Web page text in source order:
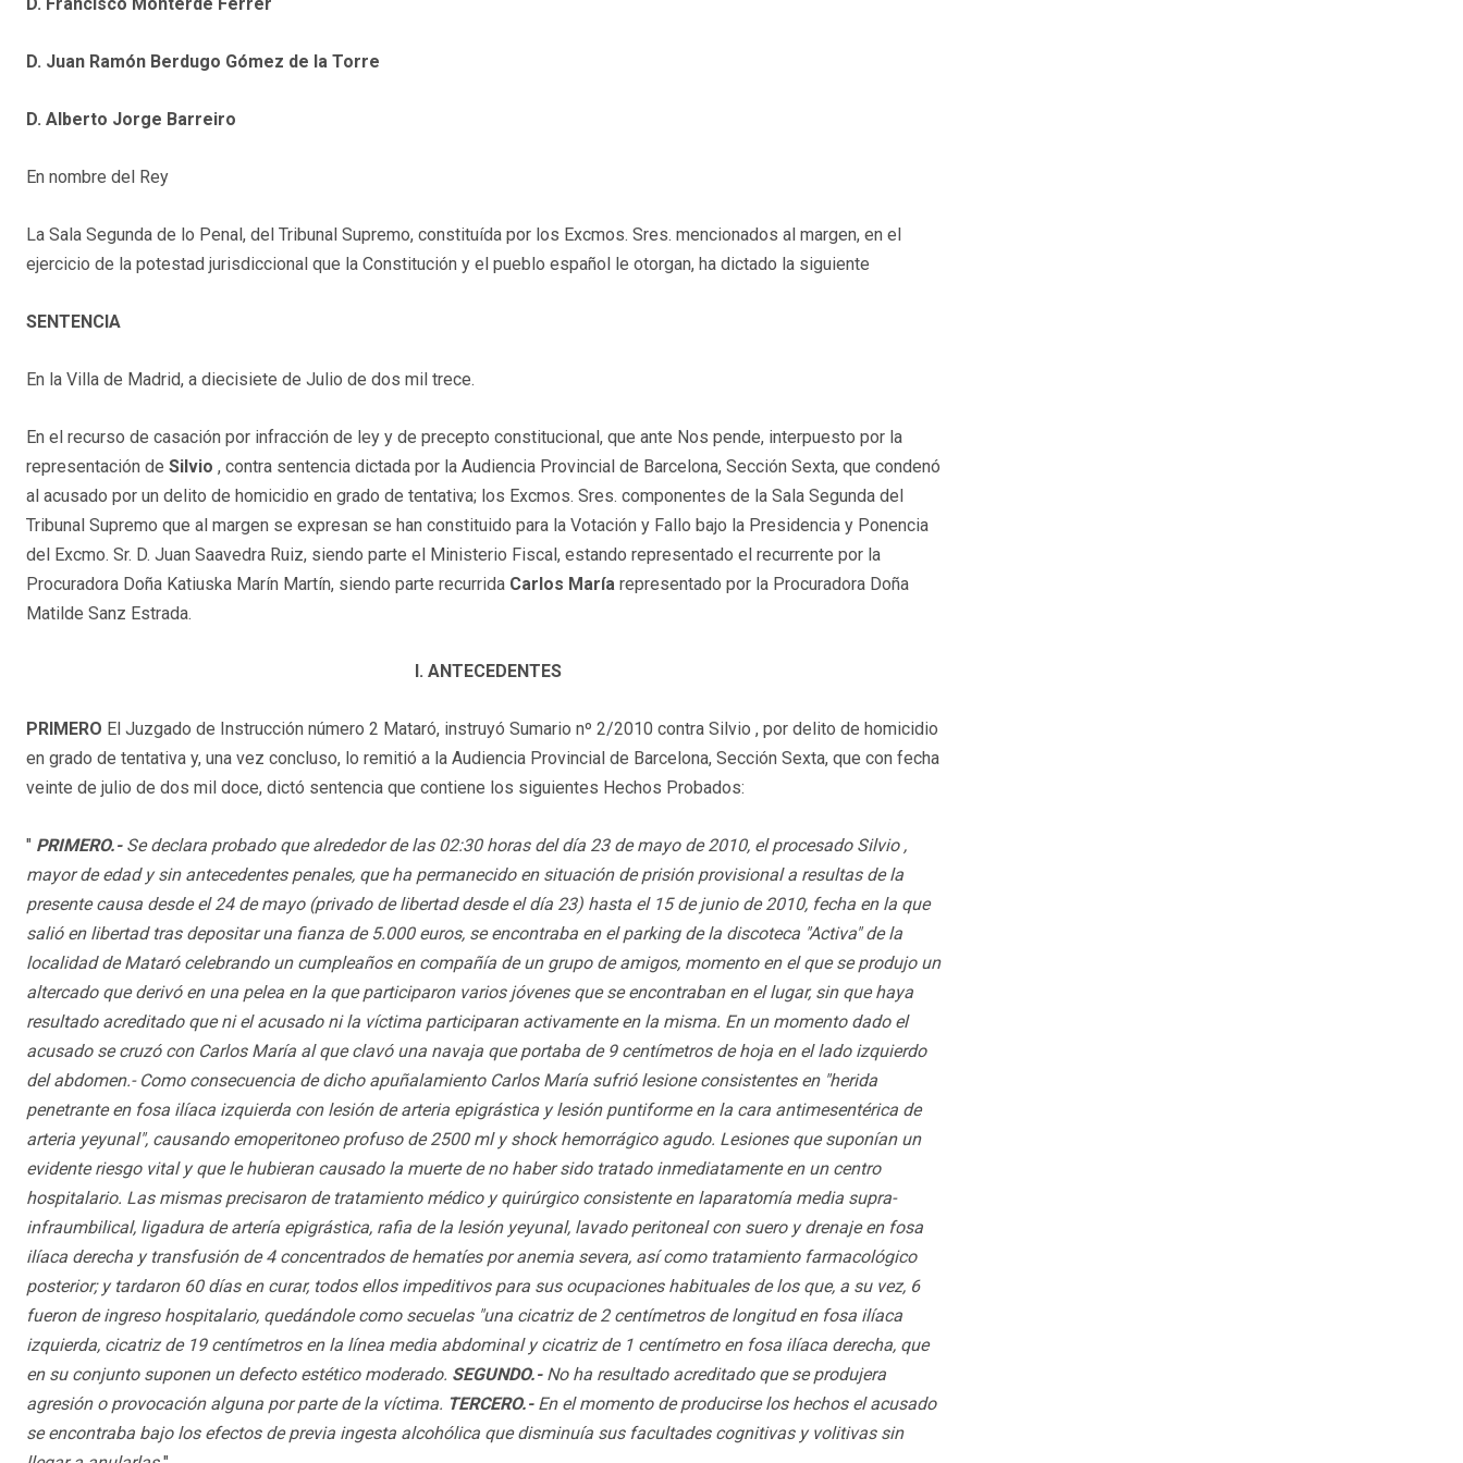
D. Francisco Monterde Ferrer
D. Juan Ramón Berdugo Gómez de la Torre
D. Alberto Jorge Barreiro
En nombre del Rey
La Sala Segunda de lo Penal, del Tribunal Supremo, constituída por los Excmos. Sres. mencionados al margen, en el
ejercicio de la potestad jurisdiccional que la Constitución y el pueblo español le otorgan, ha dictado la siguiente
SENTENCIA
En la Villa de Madrid, a diecisiete de Julio de dos mil trece.
En el recurso de casación por infracción de ley y de precepto constitucional, que ante Nos pende, interpuesto por la
representación de Silvio , contra sentencia dictada por la Audiencia Provincial de Barcelona, Sección Sexta, que condenó
al acusado por un delito de homicidio en grado de tentativa; los Excmos. Sres. componentes de la Sala Segunda del
Tribunal Supremo que al margen se expresan se han constituido para la Votación y Fallo bajo la Presidencia y Ponencia
del Excmo. Sr. D. Juan Saavedra Ruiz, siendo parte el Ministerio Fiscal, estando representado el recurrente por la
Procuradora Doña Katiuska Marín Martín, siendo parte recurrida Carlos María representado por la Procuradora Doña
Matilde Sanz Estrada.
I. ANTECEDENTES
PRIMERO El Juzgado de Instrucción número 2 Mataró, instruyó Sumario nº 2/2010 contra Silvio , por delito de homicidio
en grado de tentativa y, una vez concluso, lo remitió a la Audiencia Provincial de Barcelona, Sección Sexta, que con fecha
veinte de julio de dos mil doce, dictó sentencia que contiene los siguientes Hechos Probados:
" PRIMERO.- Se declara probado que alrededor de las 02:30 horas del día 23 de mayo de 2010, el procesado Silvio ,
mayor de edad y sin antecedentes penales, que ha permanecido en situación de prisión provisional a resultas de la
presente causa desde el 24 de mayo (privado de libertad desde el día 23) hasta el 15 de junio de 2010, fecha en la que
salió en libertad tras depositar una fianza de 5.000 euros, se encontraba en el parking de la discoteca "Activa" de la
localidad de Mataró celebrando un cumpleaños en compañía de un grupo de amigos, momento en el que se produjo un
altercado que derivó en una pelea en la que participaron varios jóvenes que se encontraban en el lugar, sin que haya
resultado acreditado que ni el acusado ni la víctima participaran activamente en la misma. En un momento dado el
acusado se cruzó con Carlos María al que clavó una navaja que portaba de 9 centímetros de hoja en el lado izquierdo
del abdomen.- Como consecuencia de dicho apuñalamiento Carlos María sufrió lesione consistentes en "herida
penetrante en fosa ilíaca izquierda con lesión de arteria epigrástica y lesión puntiforme en la cara antimesentérica de
arteria yeyunal", causando emoperitoneo profuso de 2500 ml y shock hemorrágico agudo. Lesiones que suponían un
evidente riesgo vital y que le hubieran causado la muerte de no haber sido tratado inmediatamente en un centro
hospitalario. Las mismas precisaron de tratamiento médico y quirúrgico consistente en laparatomía media supra-
infraumbilical, ligadura de artería epigrástica, rafia de la lesión yeyunal, lavado peritoneal con suero y drenaje en fosa
ilíaca derecha y transfusión de 4 concentrados de hematíes por anemia severa, así como tratamiento farmacológico
posterior; y tardaron 60 días en curar, todos ellos impeditivos para sus ocupaciones habituales de los que, a su vez, 6
fueron de ingreso hospitalario, quedándole como secuelas "una cicatriz de 2 centímetros de longitud en fosa ilíaca
izquierda, cicatriz de 19 centímetros en la línea media abdominal y cicatriz de 1 centímetro en fosa ilíaca derecha, que
en su conjunto suponen un defecto estético moderado. SEGUNDO.-No ha resultado acreditado que se produjera
agresión o provocación alguna por parte de la víctima. TERCERO.-En el momento de producirse los hechos el acusado
se encontraba bajo los efectos de previa ingesta alcohólica que disminuía sus facultades cognitivas y volitivas sin